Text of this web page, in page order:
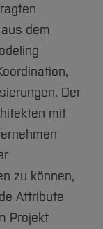
dem
Der
mit
zu können,
Attribute
Projekt